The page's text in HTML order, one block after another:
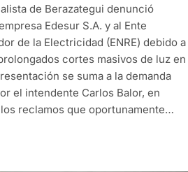
de Berazategui denunció
Edesur S.A. y al Ente
de la Electricidad (ENRE) debido a
cortes masivos de luz en
se suma a la demanda
el intendente Carlos Balor, en
reclamos que oportunamente…